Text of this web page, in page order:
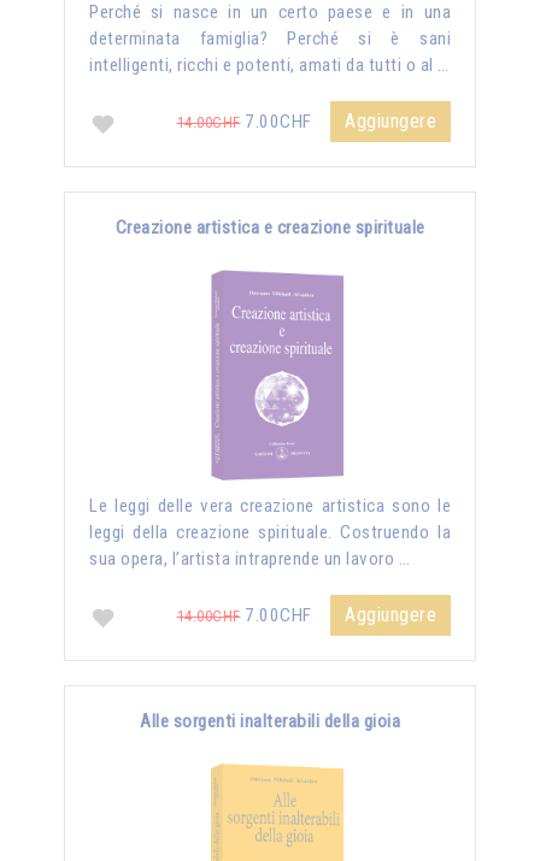
Perché si nasce in un certo paese e in una
determinata famiglia? Perché si è sani
intelligenti, ricchi e potenti, amati da tutti o al …
14.00CHF7.00CHF Aggiungere
Creazione artistica e creazione spirituale
Le leggi delle vera creazione artistica sono le
leggi della creazione spirituale. Costruendo la
sua opera, l’artista intraprende un lavoro …
14.00CHF7.00CHF Aggiungere
Alle sorgenti inalterabili della gioia